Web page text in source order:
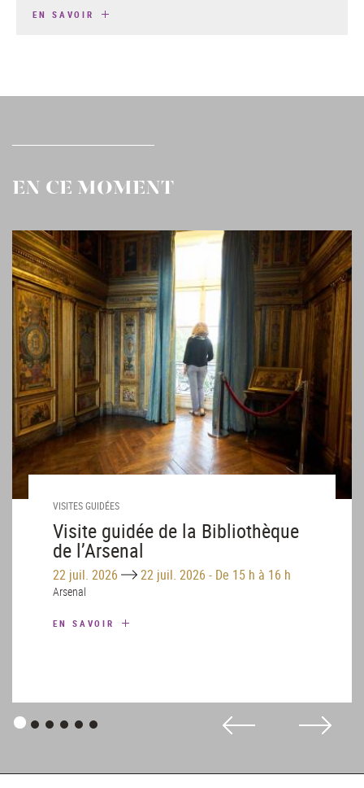
EN SAVOIR
EN CE MOMENT
VISITES GUIDÉES
Visite guidée de la Bibliothèque
de l’Arsenal
22 juil. 2026 Until22 juil. 2026 - De 15 h à 16 h
Arsenal
EN SAVOIR
Panneau
Panneau
Panneau
Panneau
Panneau
Panneau